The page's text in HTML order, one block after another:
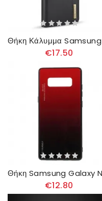
€17.50
€12.80